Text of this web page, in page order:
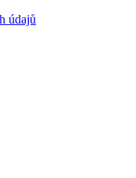
údajů